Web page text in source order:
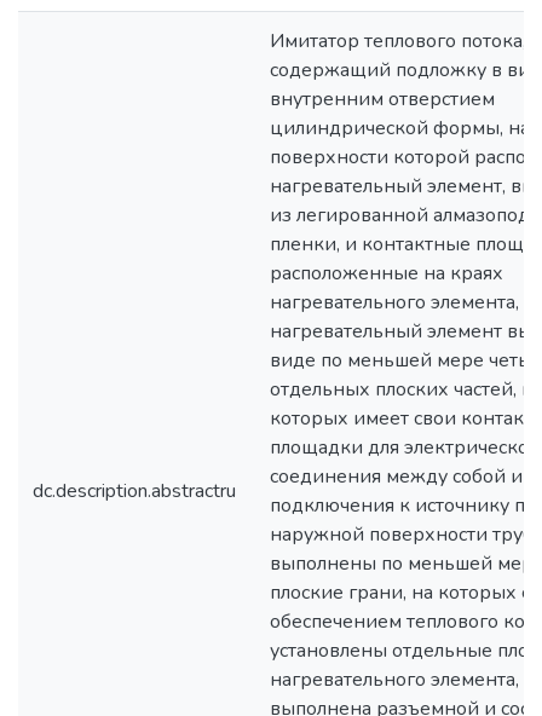
dc.description.abstractru
Имитатор теплового потока,
содержащий подложку в
внутренним отверстием
цилиндрической формы, на
поверхности которой
нагревательный элемент,
из легированной
пленки, и контактные
расположенные на краях
нагревательного элемента,
нагревательный элемент
виде по меньшей мере
отдельных плоских частей,
которых имеет свои
площадки для
соединения между собой и
подключения к источнику
наружной поверхности
выполнены по меньшей
плоские грани, на которых с
обеспечением теплового
установлены отдельные
нагревательного элемента,
выполнена разъемной и